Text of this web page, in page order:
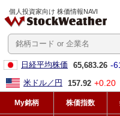
個人投資家向け 株価情報NAVI
日経平均株価 65,683.26 -
米ドル／円
157.92 +0.20
My銘柄 株価指数